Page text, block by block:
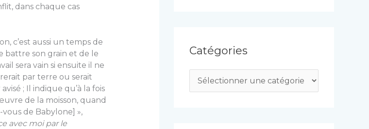
dans chaque cas
c’est aussi un temps de
battre son grain et de le
sera vain si ensuite il ne
par terre ou serait
; Il indique qu’à la fois
de la moisson, quand
de Babylone] »,
avec moi par le
Catégories
a